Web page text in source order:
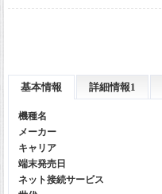
基本情報 詳細情報1
機種名
メーカー
キャリア
端末発売日
ネット接続サービス